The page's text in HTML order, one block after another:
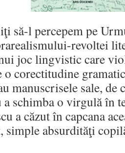
să-l percepem pe
revoltei
joc lingvistic care
corectitudine
manuscrisele sale,
schimba o virgulă în
a căzut în capcana
simple absurdităţi